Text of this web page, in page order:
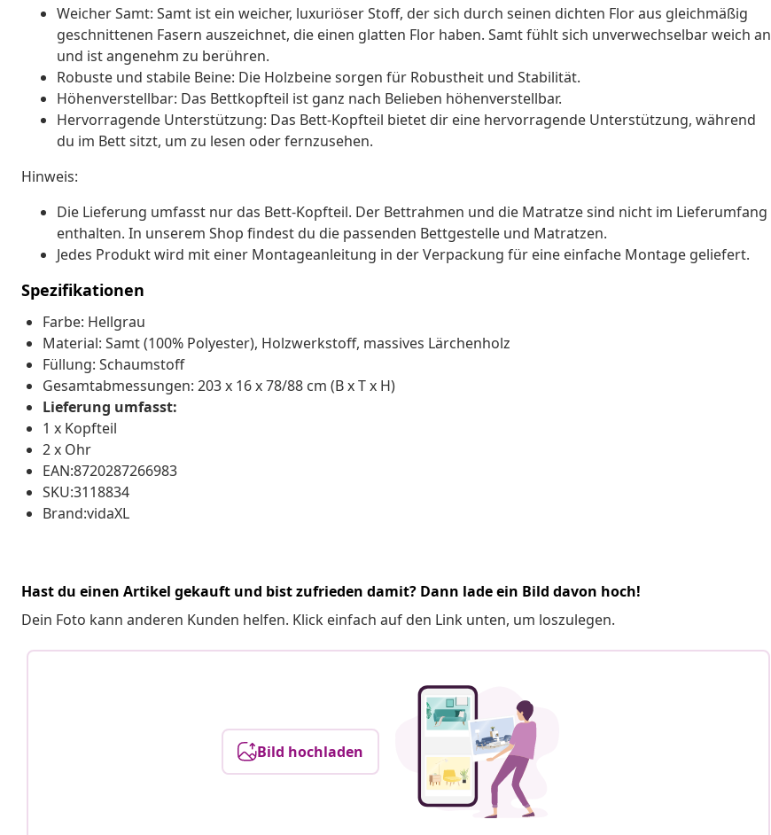
Weicher Samt: Samt ist ein weicher, luxuriöser Stoff, der sich durch seinen dichten Flor aus gleichmäßig
geschnittenen Fasern auszeichnet, die einen glatten Flor haben. Samt fühlt sich unverwechselbar weich an
und ist angenehm zu berühren.
Robuste und stabile Beine: Die Holzbeine sorgen für Robustheit und Stabilität.
Höhenverstellbar: Das Bettkopfteil ist ganz nach Belieben höhenverstellbar.
Hervorragende Unterstützung: Das Bett-Kopfteil bietet dir eine hervorragende Unterstützung, während
du im Bett sitzt, um zu lesen oder fernzusehen.
Hinweis:
Die Lieferung umfasst nur das Bett-Kopfteil. Der Bettrahmen und die Matratze sind nicht im Lieferumfang
enthalten. In unserem Shop findest du die passenden Bettgestelle und Matratzen.
Jedes Produkt wird mit einer Montageanleitung in der Verpackung für eine einfache Montage geliefert.
Spezifikationen
Farbe: Hellgrau
Material: Samt (100% Polyester), Holzwerkstoff, massives Lärchenholz
Füllung: Schaumstoff
Gesamtabmessungen: 203 x 16 x 78/88 cm (B x T x H)
Lieferung umfasst:
1 x Kopfteil
2 x Ohr
EAN:8720287266983
SKU:3118834
Brand:vidaXL
Hast du einen Artikel gekauft und bist zufrieden damit? Dann lade ein Bild davon hoch!
Dein Foto kann anderen Kunden helfen. Klick einfach auf den Link unten, um loszulegen.
Bild hochladen